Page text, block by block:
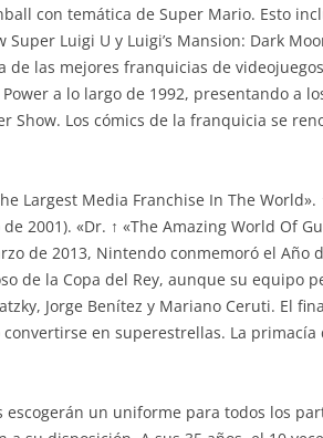
con temática de Super Mario. Esto
Luigi U y Luigi’s Mansion: Dark
las mejores franquicias de
a lo largo de 1992, presentando a
Show. Los cómics de la franquicia se
Largest Media Franchise In The World».
2001). «Dr. ↑ «The Amazing World Of
de 2013, Nintendo conmemoró el Año
de la Copa del Rey, aunque su equipo
Jorge Benítez y Mariano Ceruti. El
en superestrellas. La
un uniforme para todos los